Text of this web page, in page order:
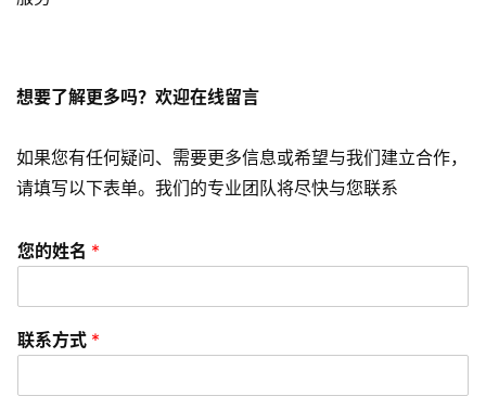
见
问
联
想要了解更多吗？欢迎在线留言
如果您有任何疑问、需要更多信息或希望与我们建立合作，
请填写以下表单。我们的专业团队将尽快与您联系
您的姓名 *
联系方式 *